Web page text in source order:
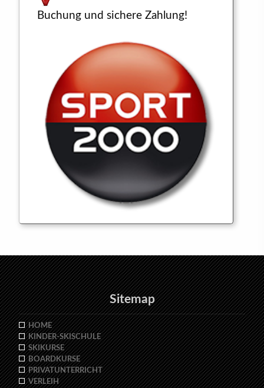
Buchung und sichere Zahlung!
Sitemap
HOME
KINDER-SKISCHULE
SKIKURSE
BOARDKURSE
PRIVATUNTERRICHT
VERLEIH